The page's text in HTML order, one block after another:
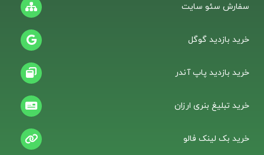
سفارش سئو سایت
خرید بازدید گوگل
خرید بازدید پاپ آندر
خرید تبلیغ بنری ارزان
خرید بک لینک فالو